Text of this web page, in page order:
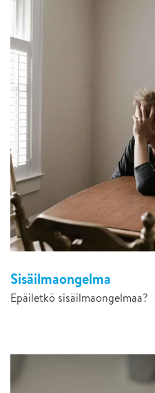
Sisäilmaongelma
Epäiletkö sisäilmaongelmaa?